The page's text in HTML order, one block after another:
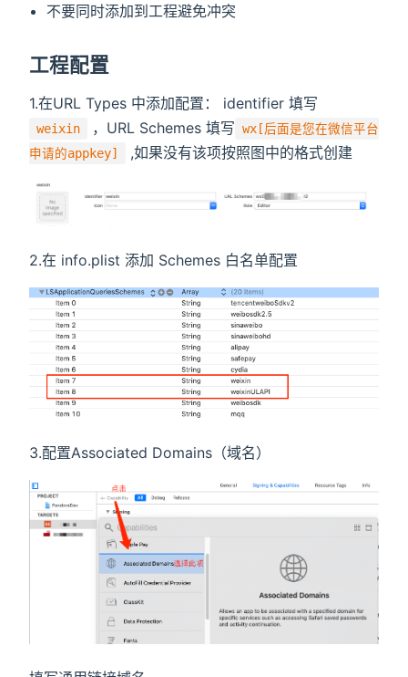
不要同时添加到工程避免冲突
工程配置
1.在URL Types 中添加配置： identifier 填写
weixin ，URL Schemes 填写 wx[后面是您在微信平台
申请的appkey]
,如果没有该项按照图中的格式创建
2.在 info.plist 添加 Schemes 白名单配置
3.配置Associated Domains（域名）